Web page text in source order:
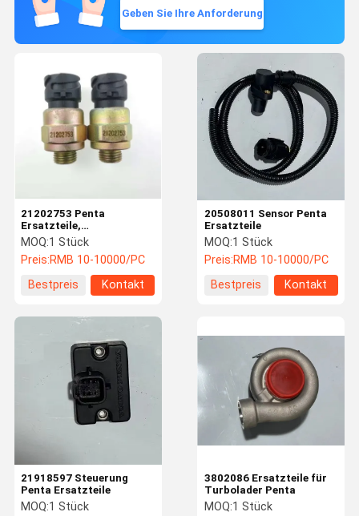
Geben Sie Ihre Anforderung
20508011 Sensor Penta
Ersatzteile
MOQ:1 Stück
Preis:RMB 10-10000/PC
Bestpreis
Kontakt
21202753 Penta
Ersatzteile,
Öldrucksensor
MOQ:1 Stück
Preis:RMB 10-10000/PC
Bestpreis
Kontakt
3802086 Ersatzteile für
Turbolader Penta
MOQ:1 Stück
21918597 Steuerung
Penta Ersatzteile
MOQ:1 Stück